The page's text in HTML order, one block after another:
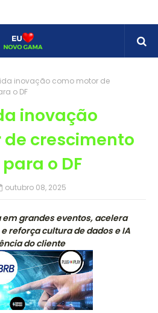
inovação como motor de
o DF
inovação
crescimento
o DF
outubro 08, 2025
grandes eventos, acelera
reforça cultura de dados e IA
do cliente